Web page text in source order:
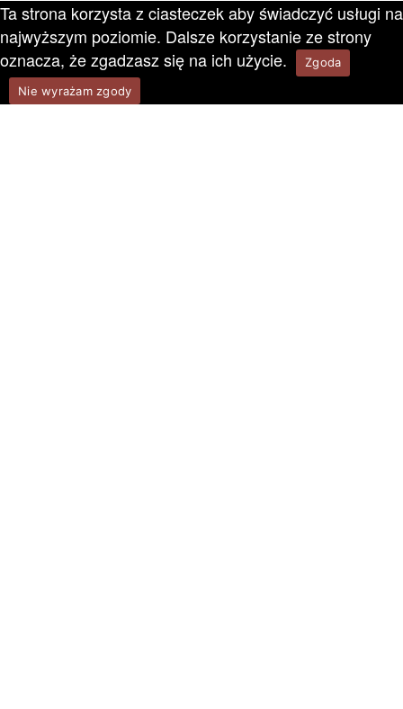
Ta strona korzysta z ciasteczek aby świadczyć usługi na
najwyższym poziomie. Dalsze korzystanie ze strony
oznacza, że zgadzasz się na ich użycie.
Zgoda
Nie wyrażam zgody